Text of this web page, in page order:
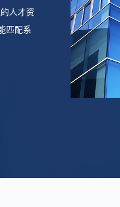
人才资
匹配系